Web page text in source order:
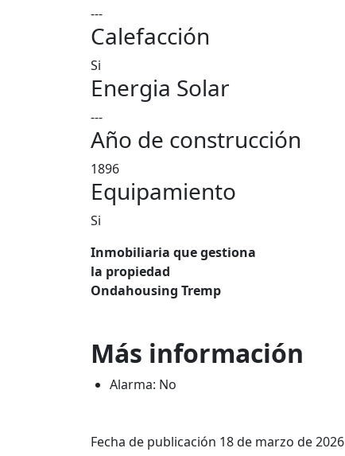
---
Calefacción
Si
Energia Solar
---
Año de construcción
1896
Equipamiento
Si
Inmobiliaria que gestiona
la propiedad
Ondahousing Tremp
Más información
Alarma: No
Fecha de publicación 18 de marzo de 2026